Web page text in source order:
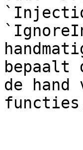
bepaalt
de hand